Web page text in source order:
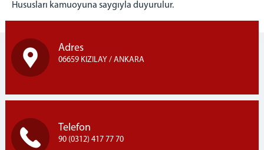
Hususları kamuoyuna saygıyla duyurulur.
Adres
06659 KIZILAY / ANKARA
Telefon
90 (0312) 417 77 70